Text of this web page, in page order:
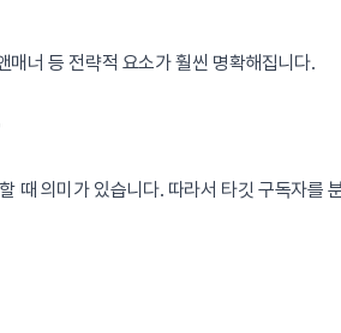
매너 등 전략적 요소가 훨씬 명확해집니다.
할 때 의미가 있습니다. 따라서 타깃 구독자